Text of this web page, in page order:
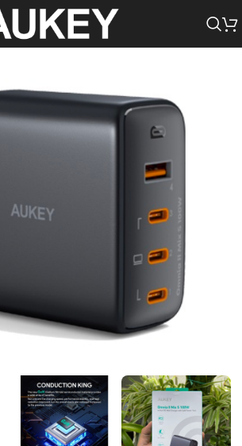
100W (GaNFast, 3*Type-C + 1*USB-A Port)